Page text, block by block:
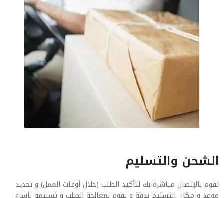
الشحن والتسليم
نقوم بالإتصال مباشرة بك لتأكيد الطلب (خلال أوقات العمل) و تحديد
موعد و مكان التسليم بدقة و نقوم بمعالجة الطلب و تسليمه بأسرع